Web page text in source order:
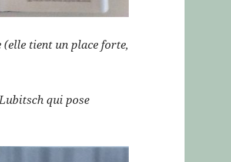
(elle tient un place forte,
qui pose